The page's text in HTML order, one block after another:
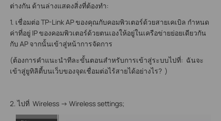
ต่างกัน ด้านล่างแสดงสิ่งที่ต้องทำ:
1. เชื่อมต่อ TP-Link AP ของคุณกับคอมพิวเตอร์ด้วยสายเคเบิล กำหนด
ค่าที่อยู่ IP ของคอมพิวเตอร์ด้วยตนเองให้อยู่ในเครือข่ายย่อยเดียวกัน
กับ AP จากนั้นเข้าสู่หน้าการจัดการ
(ต้องการคำแนะนำทีละขั้นตอนสำหรับการเข้าสู่ระบบไปที่: ฉันจะ
เข้าสู่ยูทิลิตี้บนเว็บของจุดเชื่อมต่อไร้สายได้อย่างไร? )
2. ไปที่ Wireless -> Wireless settings;